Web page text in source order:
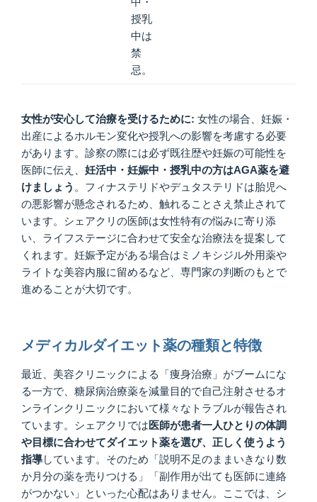
授乳
中は
禁
忌。
女性が安心して治療を受けるために: 女性の場合、妊娠・
出産によるホルモン変化や授乳への影響を考慮する必要
があります。診察の際には必ず既往歴や妊娠の可能性を
医師に伝え、 妊活中・妊娠中・授乳中の方はAGA薬を避
けましょう 。フィナステリドやデュタステリドは胎児へ
の悪影響が懸念されるため、触れることさえ禁止されて
います。シェアクリの医師は女性特有の悩みに寄り添
い、ライフステージに合わせて安全な治療法を提案して
くれます。妊娠予定がある場合はミノキシジル外用薬や
ライトな美容内服に留めるなど、専門家の判断のもとで
進めることが大切です。
メディカルダイエット薬の種類と特徴
最近、美容クリニックによる「痩身治療」がブームにな
る一方で、糖尿病治療薬を減量目的で自己注射させるオ
ンラインクリニックにおいて様々なトラブルが報告され
ています。シェアクリでは医師が患者一人ひとりの体調
や目標に合わせてダイエット薬を選び、正しく使うよう
指導しています。そのため「説明不足のままいきなり数
か月分の薬を売りつける」「副作用が出ても医師に連絡
がつかない」といった心配はありません。ここでは、シ